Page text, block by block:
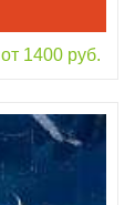
от 1400 руб.